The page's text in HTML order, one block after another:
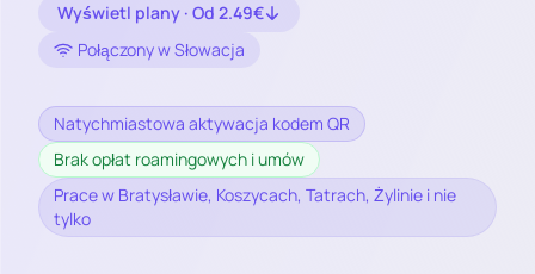
Wyświetl plany · Od 2.49€
Połączony w Słowacja
Natychmiastowa aktywacja kodem QR
Brak opłat roamingowych i umów
Prace w Bratysławie, Koszycach, Tatrach, Żylinie i nie
tylko